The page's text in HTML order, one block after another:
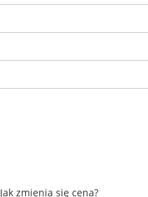
Jak zmienia się cena?